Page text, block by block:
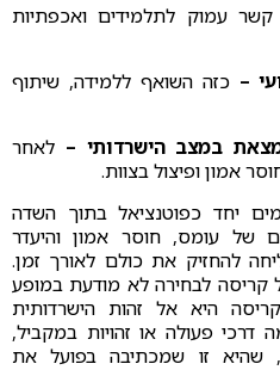
קשר עמוק לתלמידים ואכפתיות
– כזה השואף ללמידה, שיתוף
במצב הישרדותי – לאחר
אמון ופיצול בצוות.
יחד כפוטנציאל בתוך השדה
של עומס, חוסר אמון והיעדר
להחזיק את כולם לאורך זמן.
לבחירה לא מודעת במופע
היא אל זהות הישרדותית
פעולה או זהויות במקביל,
שהיא זו שמכתיבה בפועל את